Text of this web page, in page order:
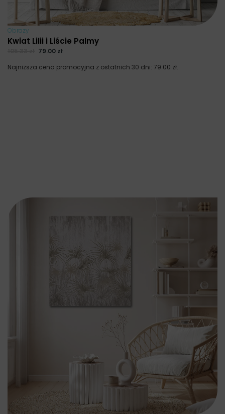
Obrazy
Kwiat Lilii i Liście Palmy
79.00 zł
Najniższa cena promocyjna z ostatnich 30 dni: 79.00 zł.